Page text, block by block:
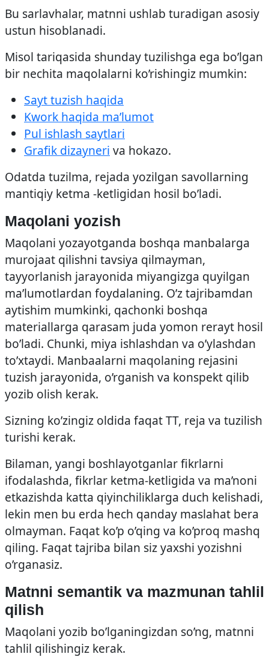
Bu sarlavhalar, matnni ushlab turadigan asosiy
ustun hisoblanadi.
Misol tariqasida shunday tuzilishga ega bo’lgan
bir nechita maqolalarni ko’rishingiz mumkin:
Sayt tuzish haqida
Kwork haqida ma’lumot
Pul ishlash saytlari
Grafik dizayneri va hokazo.
Odatda tuzilma, rejada yozilgan savollarning
mantiqiy ketma -ketligidan hosil bo’ladi.
Maqolani yozish
Maqolani yozayotganda boshqa manbalarga
murojaat qilishni tavsiya qilmayman,
tayyorlanish jarayonida miyangizga quyilgan
ma’lumotlardan foydalaning. O’z tajribamdan
aytishim mumkinki, qachonki boshqa
materiallarga qarasam juda yomon rerayt hosil
bo’ladi. Chunki, miya ishlashdan va o’ylashdan
to’xtaydi. Manbaalarni maqolaning rejasini
tuzish jarayonida, o’rganish va konspekt qilib
yozib olish kerak.
Sizning ko’zingiz oldida faqat TT, reja va tuzilish
turishi kerak.
Bilaman, yangi boshlayotganlar fikrlarni
ifodalashda, fikrlar ketma-ketligida va ma’noni
etkazishda katta qiyinchiliklarga duch kelishadi,
lekin men bu erda hech qanday maslahat bera
olmayman. Faqat ko’p o’qing va ko’proq mashq
qiling. Faqat tajriba bilan siz yaxshi yozishni
o’rganasiz.
Matnni semantik va mazmunan tahlil
qilish
Maqolani yozib bo’lganingizdan so’ng, matnni
tahlil qilishingiz kerak.